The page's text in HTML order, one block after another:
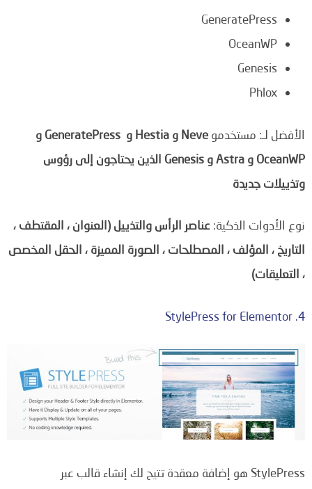
GeneratePress
OceanWP
Genesis
Phlox
الأفضل لـ: مستخدمو Neve و Hestia و
GeneratePress و
OceanWP و Astra و Genesis الذين يحتاجون إلى رؤوس
وتذييلات جديدة
نوع الأدوات الذكية: عناصر الرأس والتذييل (العنوان ، المقتطف ،
التاريخ ، المؤلف ، المصطلحات ، الصورة المميزة ، الحقل المخصص
، التعليقات)
4. StylePress for Elementor
StylePress هو إضافة معقدة تتيح لك إنشاء قالب عبر